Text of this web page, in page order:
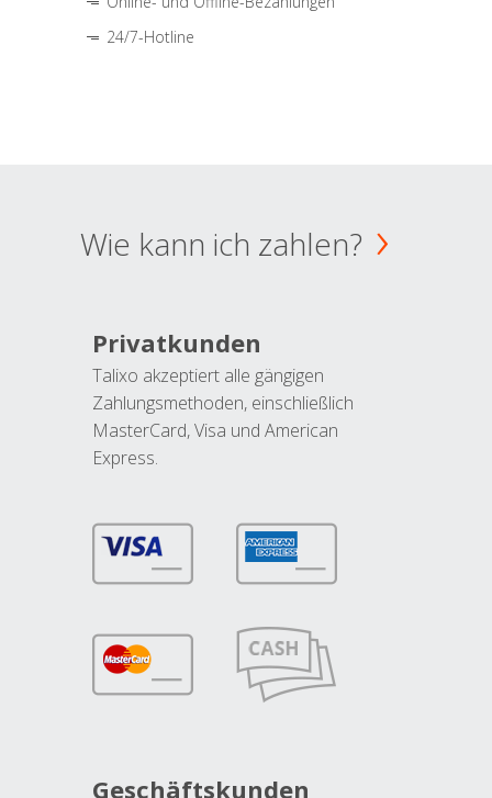
24/7-Hotline
Wie kann ich zahlen?
Privatkunden
Talixo akzeptiert alle gängigen
Zahlungsmethoden, einschließlich
MasterCard, Visa und American
Express.
Geschäftskunden